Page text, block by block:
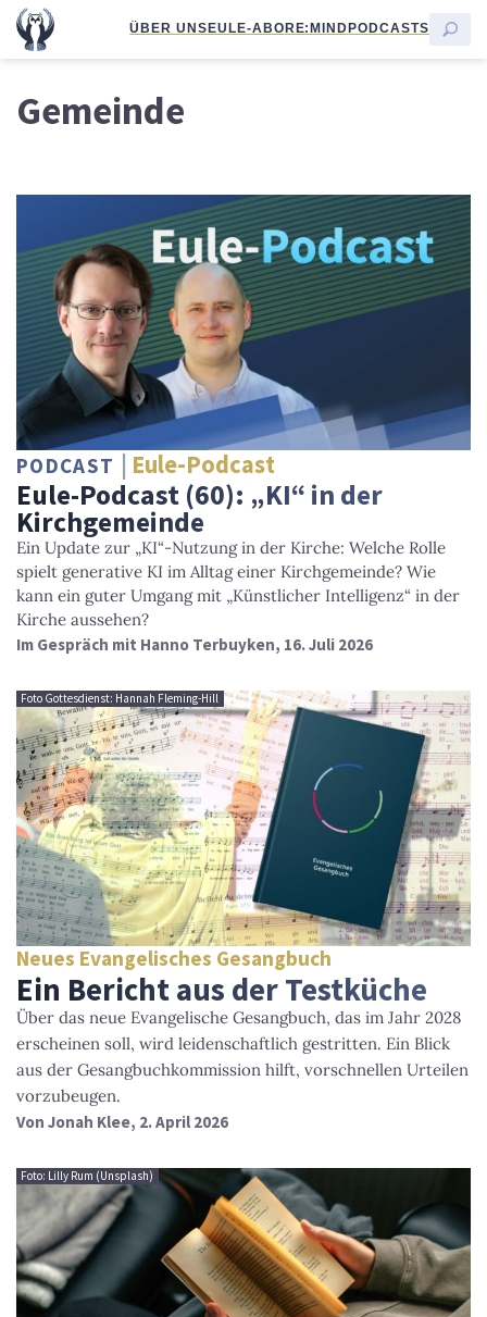
ÜBER UNSEULE-ABORE:MINDPODCASTS
Gemeinde
PODCAST Eule-Podcast
Eule-Podcast (60): „KI“ in der
Kirchgemeinde
Ein Update zur „KI“-Nutzung in der Kirche: Welche Rolle
spielt generative KI im Alltag einer Kirchgemeinde? Wie
kann ein guter Umgang mit „Künstlicher Intelligenz“ in der
Kirche aussehen?
Im Gespräch mit Hanno Terbuyken, 16. Juli 2026
Foto Gottesdienst: Hannah Fleming-Hill
Neues Evangelisches Gesangbuch
Ein Bericht aus der Testküche
Über das neue Evangelische Gesangbuch, das im Jahr 2028
erscheinen soll, wird leidenschaftlich gestritten. Ein Blick
aus der Gesangbuchkommission hilft, vorschnellen Urteilen
vorzubeugen.
Von Jonah Klee, 2. April 2026
Foto: Lilly Rum (Unsplash)